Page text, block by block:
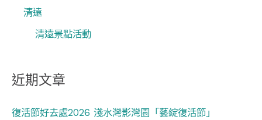
清遠
清遠景點活動
近期文章
復活節好去處2026 淺水灣影灣園「藝綻復活節」